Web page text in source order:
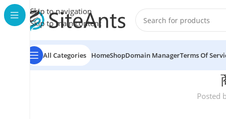
Skip to navigation
Skip to main content
All Categories HomeShopDomain ManagerTerms Of
Posted